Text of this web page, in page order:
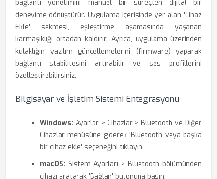
bağlantı yönetimini manuel bir süreçten dijital bir
deneyime dönüştürür. Uygulama içerisinde yer alan 'Cihaz
Ekle' sekmesi, eşleştirme aşamasında yaşanan
karmaşıklığı ortadan kaldırır. Ayrıca, uygulama üzerinden
kulaklığın yazılım güncellemelerini (firmware) yaparak
bağlantı stabilitesini artırabilir ve ses profillerini
özelleştirebilirsiniz.
Bilgisayar ve İşletim Sistemi Entegrasyonu
Windows: Ayarlar > Cihazlar > Bluetooth ve Diğer
Cihazlar menüsüne giderek 'Bluetooth veya başka
bir cihaz ekle' seçeneğini tıklayın.
macOS: Sistem Ayarları > Bluetooth bölümünden
cihazı aratarak 'Bağlan' butonuna basın.